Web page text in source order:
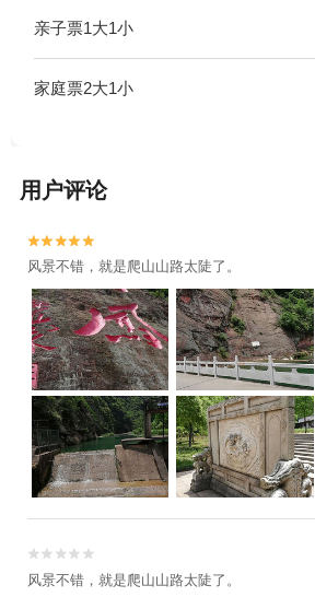
亲子票1大1小
家庭票2大1小
用户评论


风景不错，就是爬山山路太陡了。


风景不错，就是爬山山路太陡了。